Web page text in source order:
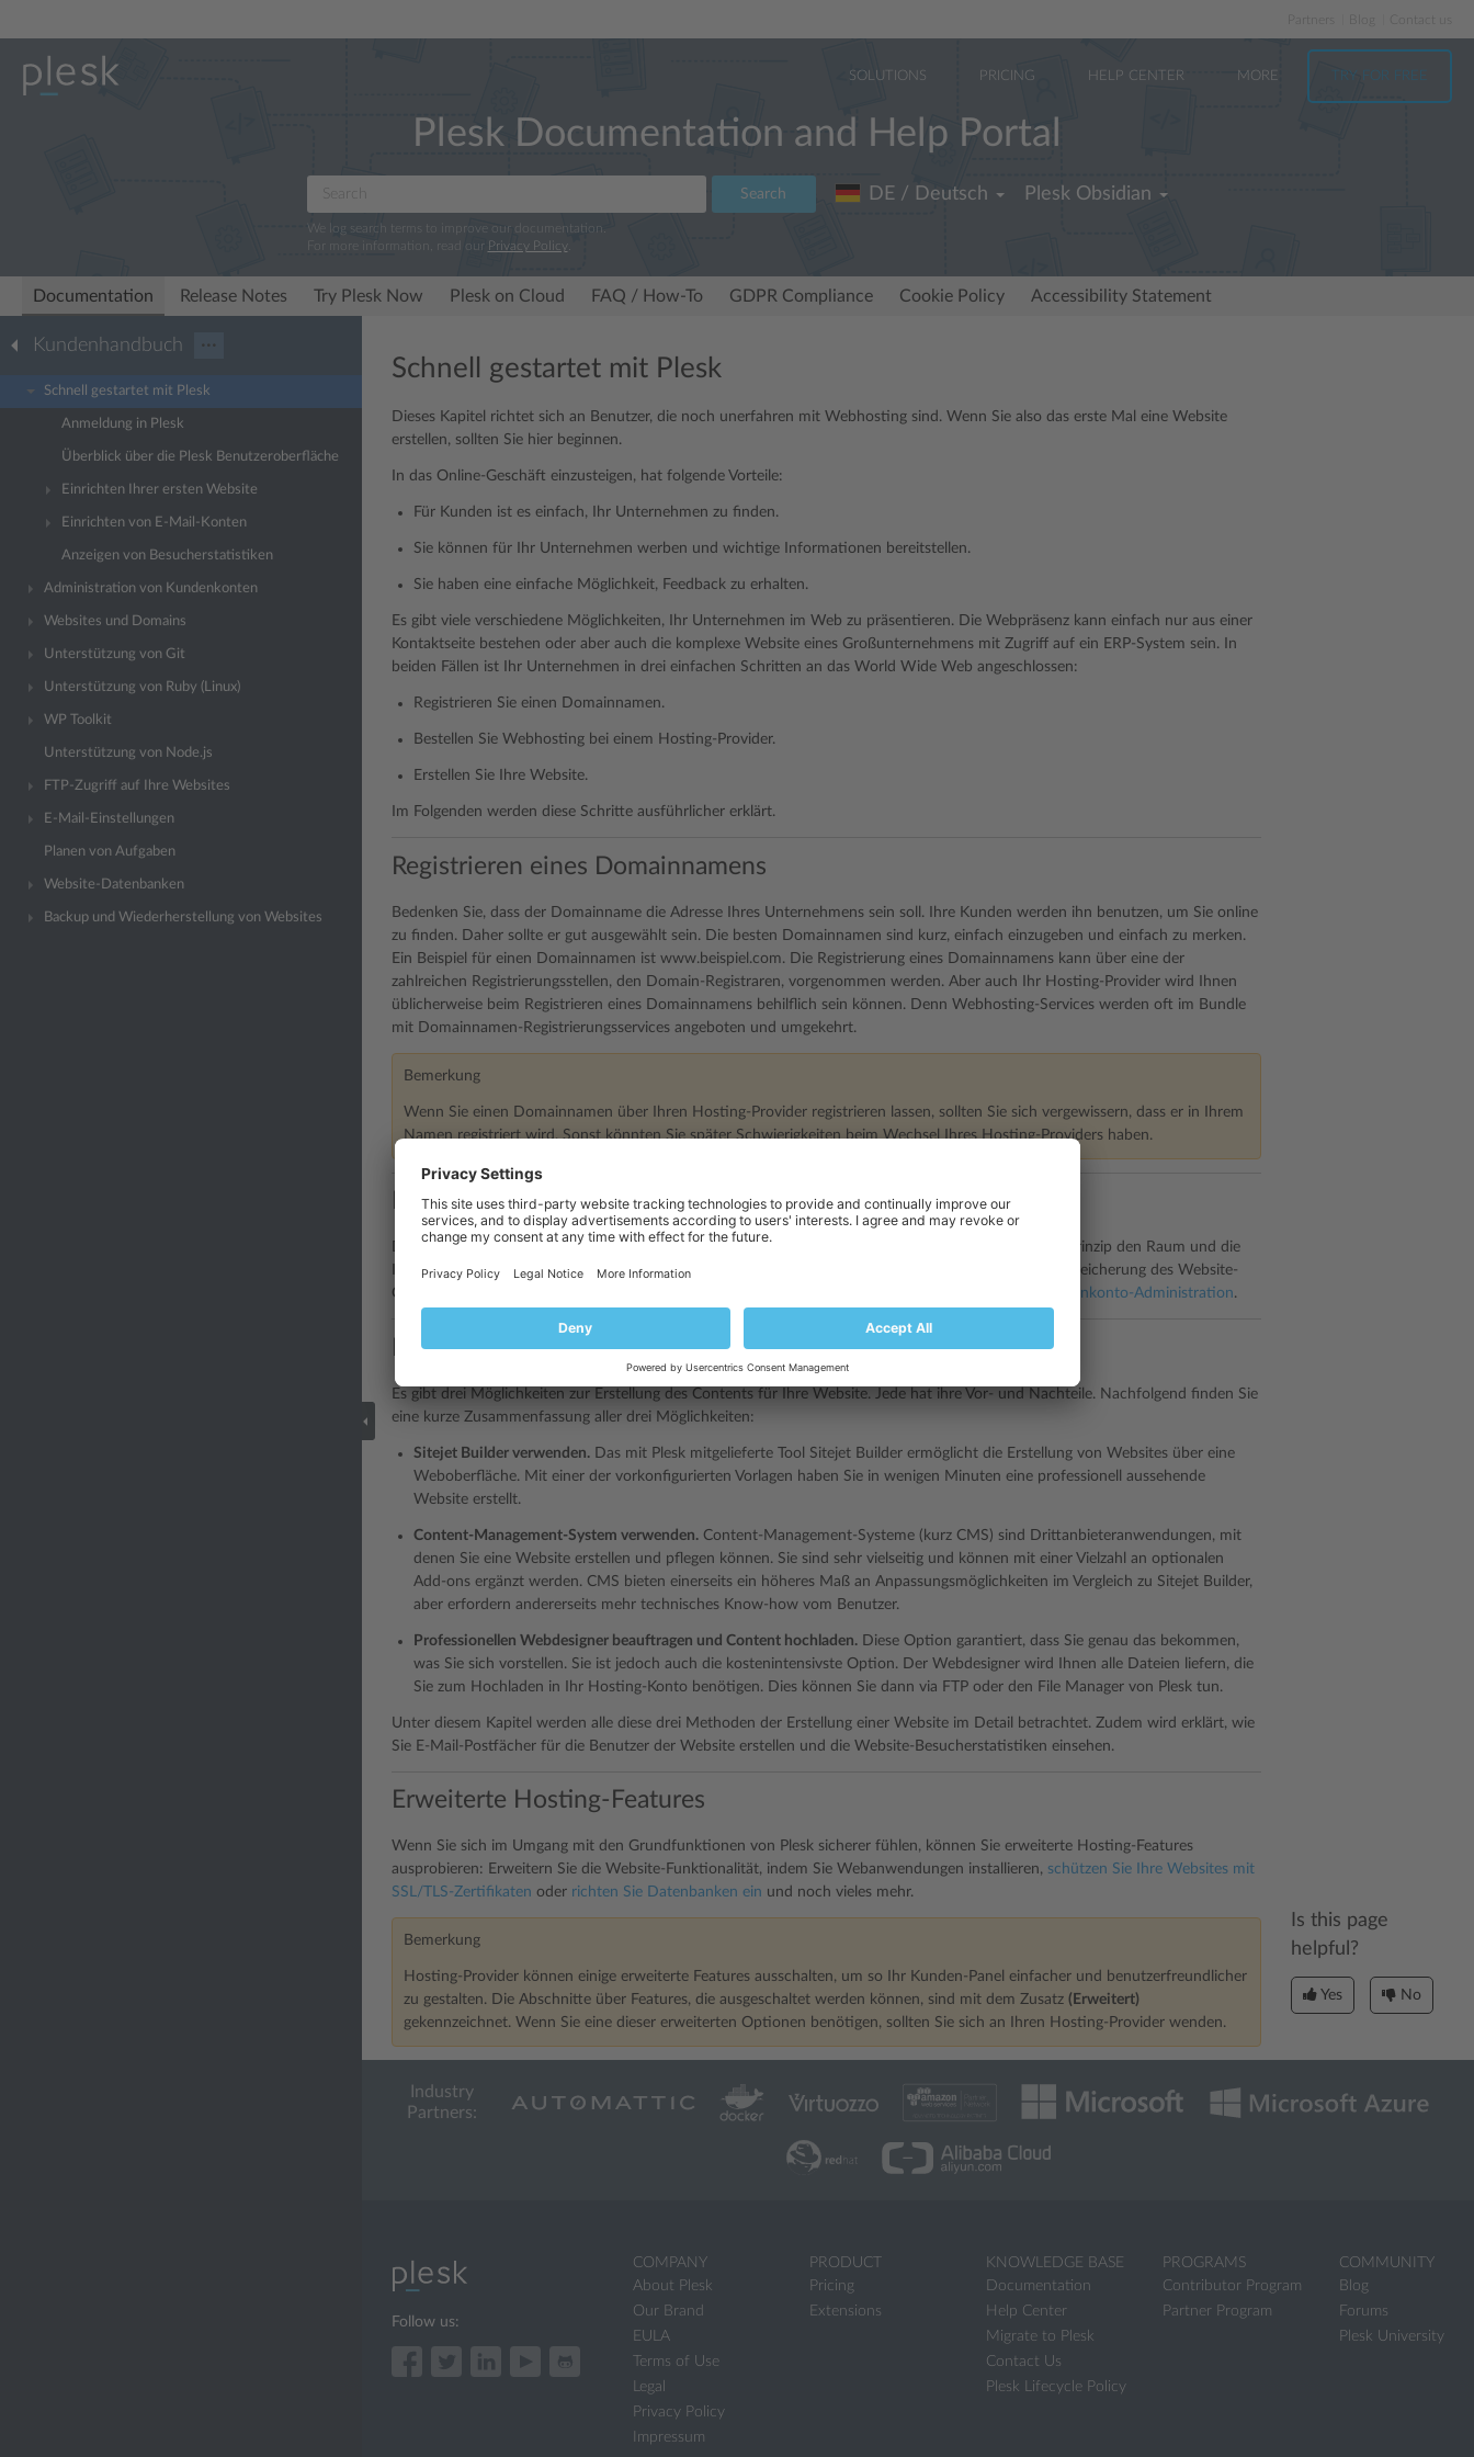
Partners
SOLUTIONS PRICING HELP CENTER MORE TRY FOR FREE
Plesk Documentation and Help Portal
Search
We log search terms to improve our documentation.
For more information, read our Privacy Policy.
DE / Deutsch Plesk Obsidian
Documentation Release Notes Try Plesk Now Plesk on Cloud FAQ / How-To GDPR Compliance Cookie Policy Accessibility Statement
Kundenhandbuch ···
Schnell gestartet mit Plesk
Anmeldung in Plesk
Überblick über die Plesk Benutzeroberfläche
Einrichten Ihrer ersten Website
Einrichten von E-Mail-Konten
Anzeigen von Besucherstatistiken
Administration von Kundenkonten
Websites und Domains
Unterstützung von Git
Unterstützung von Ruby (Linux)
WP Toolkit
Unterstützung von Node.js
FTP-Zugriff auf Ihre Websites
E-Mail-Einstellungen
Planen von Aufgaben
Website-Datenbanken
Backup und Wiederherstellung von Websites
Schnell gestartet mit Plesk
Dieses Kapitel richtet sich an Benutzer, die noch unerfahren mit Webhosting sind. Wenn Sie also das erste Mal eine Website
erstellen, sollten Sie hier beginnen.
In das Online-Geschäft einzusteigen, hat folgende Vorteile:
Für Kunden ist es einfach, Ihr Unternehmen zu finden.
Sie können für Ihr Unternehmen werben und wichtige Informationen bereitstellen.
Sie haben eine einfache Möglichkeit, Feedback zu erhalten.
Es gibt viele verschiedene Möglichkeiten, Ihr Unternehmen im Web zu präsentieren. Die Webpräsenz kann einfach nur aus einer
Kontaktseite bestehen oder aber auch die komplexe Website eines Großunternehmens mit Zugriff auf ein ERP-System sein. In
beiden Fällen ist Ihr Unternehmen in drei einfachen Schritten an das World Wide Web angeschlossen:
Registrieren Sie einen Domainnamen.
Bestellen Sie Webhosting bei einem Hosting-Provider.
Erstellen Sie Ihre Website.
Im Folgenden werden diese Schritte ausführlicher erklärt.
Registrieren eines Domainnamens
Bedenken Sie, dass der Domainname die Adresse Ihres Unternehmens sein soll. Ihre Kunden werden ihn benutzen, um Sie online
zu finden. Daher sollte er gut ausgewählt sein. Die besten Domainnamen sind kurz, einfach einzugeben und einfach zu merken.
Ein Beispiel für einen Domainnamen ist www.beispiel.com. Die Registrierung eines Domainnamens kann über eine der
zahlreichen Registrierungsstellen, den Domain-Registraren, vorgenommen werden. Aber auch Ihr Hosting-Provider wird Ihnen
üblicherweise beim Registrieren eines Domainnamens behilflich sein können. Denn Webhosting-Services werden oft im Bundle
mit Domainnamen-Registrierungsservices angeboten und umgekehrt.
Bemerkung
Wenn Sie einen Domainnamen über Ihren Hosting-Provider registrieren lassen, sollten Sie sich vergewissern, dass er in Ihrem
Namen registriert wird. Sonst könnten Sie später Schwierigkeiten beim Wechsel Ihres Hosting-Providers haben.
Erwerben eines Kundenkontos bei einem Hosting-Provider
Der Erwerb eines Kundenkontos ist in etwa so wie das Mieten von Büroräumen: das Konto stellt im Prinzip den Raum und die
Infrastruktur dar, die Ihre Website beherbergen. Es umfasst Internetzugang, Festplattenspeicher zur Speicherung des Website-
Contents und so weiter. Weitere Informationen zu Kundenkonten in Plesk finden Sie im Kapitel
Kundenkonto-Administration.
Erstellen der Website
Es gibt drei Möglichkeiten zur Erstellung des Contents für Ihre Website. Jede hat ihre Vor- und Nachteile. Nachfolgend finden Sie
eine kurze Zusammenfassung aller drei Möglichkeiten:
Sitejet Builder verwenden. Das mit Plesk mitgelieferte Tool Sitejet Builder ermöglicht die Erstellung von Websites über eine
Weboberfläche. Mit einer der vorkonfigurierten Vorlagen haben Sie in wenigen Minuten eine professionell aussehende
Website erstellt.
Content-Management-System verwenden. Content-Management-Systeme (kurz CMS) sind Drittanbieteranwendungen, mit
denen Sie eine Website erstellen und pflegen können. Sie sind sehr vielseitig und können mit einer Vielzahl an optionalen
Add-ons ergänzt werden. CMS bieten einerseits ein höheres Maß an Anpassungsmöglichkeiten im Vergleich zu Sitejet Builder,
aber erfordern andererseits mehr technisches Know-how vom Benutzer.
Professionellen Webdesigner beauftragen und Content hochladen. Diese Option garantiert, dass Sie genau das bekommen,
was Sie sich vorstellen. Sie ist jedoch auch die kostenintensivste Option. Der Webdesigner wird Ihnen alle Dateien liefern, die
Sie zum Hochladen in Ihr Hosting-Konto benötigen. Dies können Sie dann via FTP oder den File Manager von Plesk tun.
Unter diesem Kapitel werden alle diese drei Methoden der Erstellung einer Website im Detail betrachtet. Zudem wird erklärt, wie
Sie E-Mail-Postfächer für die Benutzer der Website erstellen und die Website-Besucherstatistiken einsehen.
Erweiterte Hosting-Features
Wenn Sie sich im Umgang mit den Grundfunktionen von Plesk sicherer fühlen, können Sie erweiterte Hosting-Features
ausprobieren: Erweitern Sie die Website-Funktionalität, indem Sie Webanwendungen installieren, schützen Sie Ihre Websites mit
SSL/TLS-Zertifikaten oder richten Sie Datenbanken ein und noch vieles mehr.
Bemerkung
Hosting-Provider können einige erweiterte Features ausschalten, um so Ihr Kunden-Panel einfacher und benutzerfreundlicher
zu gestalten. Die Abschnitte über Features, die ausgeschaltet werden können, sind mit dem Zusatz (Erweitert)
gekennzeichnet. Wenn Sie eine dieser erweiterten Optionen benötigen, sollten Sie sich an Ihren Hosting-Provider wenden.
Is this page
helpful?
Yes No
Industry
Partners:
Follow us:
COMPANY
About Plesk
Our Brand
EULA
Terms of Use
Legal
Privacy Policy
Impressum
PRODUCT
Pricing
Extensions
KNOWLEDGE BASE
Documentation
Help Center
Migrate to Plesk
Contact Us
Plesk Lifecycle Policy
PROGRAMS
Contributor Program
Partner Program
COMMUNITY
Blog
Forums
Plesk University